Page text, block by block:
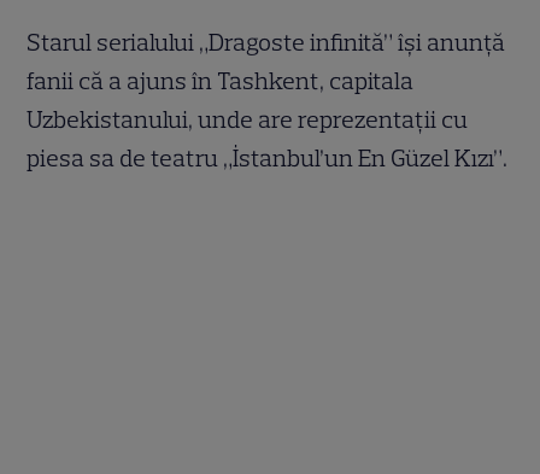
Starul serialului „Dragoste infinită” își anunță
fanii că a ajuns în Tashkent, capitala
Uzbekistanului, unde are reprezentații cu
piesa sa de teatru „İstanbul’un En Güzel Kızı”.